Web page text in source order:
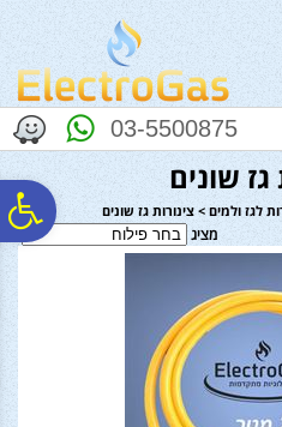
נגישות
אתר
המרכזי
03-5500875
גז שונים
לגז ולמים > צינורות גז שונים
מציג